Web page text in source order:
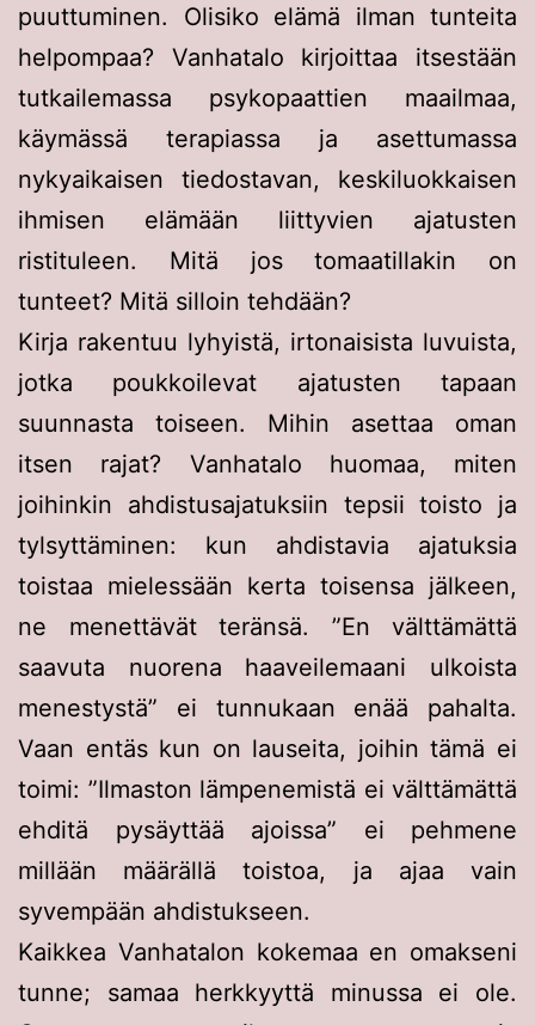
puuttuminen. Olisiko elämä ilman tunteita
helpompaa? Vanhatalo kirjoittaa itsestään
tutkailemassa psykopaattien maailmaa,
käymässä terapiassa ja asettumassa
nykyaikaisen tiedostavan, keskiluokkaisen
ihmisen elämään liittyvien ajatusten
ristituleen. Mitä jos tomaatillakin on
tunteet? Mitä silloin tehdään?
Kirja rakentuu lyhyistä, irtonaisista luvuista,
jotka poukkoilevat ajatusten tapaan
suunnasta toiseen. Mihin asettaa oman
itsen rajat? Vanhatalo huomaa, miten
joihinkin ahdistusajatuksiin tepsii toisto ja
tylsyttäminen: kun ahdistavia ajatuksia
toistaa mielessään kerta toisensa jälkeen,
ne menettävät teränsä. ”En välttämättä
saavuta nuorena haaveilemaani ulkoista
menestystä” ei tunnukaan enää pahalta.
Vaan entäs kun on lauseita, joihin tämä ei
toimi: ”Ilmaston lämpenemistä ei välttämättä
ehditä pysäyttää ajoissa” ei pehmene
millään määrällä toistoa, ja ajaa vain
syvempään ahdistukseen.
Kaikkea Vanhatalon kokemaa en omakseni
tunne; samaa herkkyyttä minussa ei ole.